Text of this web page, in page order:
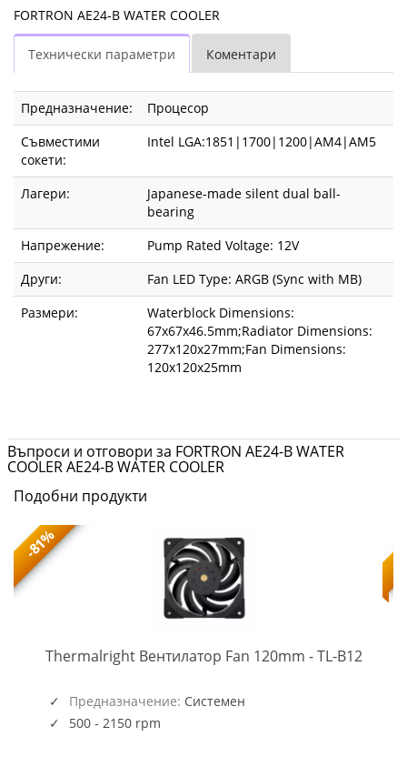
FORTRON AE24-B WATER COOLER
Технически параметри Коментари
Предназначение:
Процесор
Съвместими
сокети:
Intel LGA:1851|1700|1200|AM4|AM5
Лагери:
Japanese-made silent dual ball-
bearing
Напрежение:
Pump Rated Voltage: 12V
Други:
Fan LED Type: ARGB (Sync with MB)
Размери:
Waterblock Dimensions:
67x67x46.5mm;Radiator Dimensions:
277x120x27mm;Fan Dimensions:
120x120x25mm
Въпроси и отговори за FORTRON AE24-B WATER
COOLER AE24-B WATER COOLER
Подобни продукти
-81%
Thermalright Вентилатор Fan 120mm - TL-B12TL-
Предназначение: Системен
500 - 2150 rpm